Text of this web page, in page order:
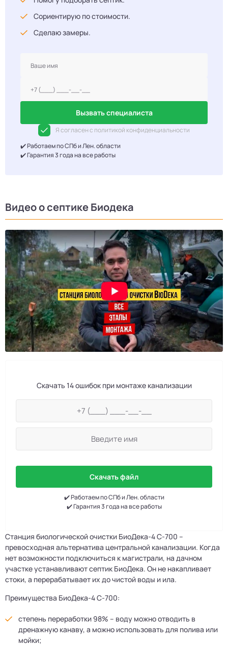
Сориентирую по стоимости.
Сделаю замеры.
Вызвать специалиста
Я согласен с политикой конфиденциальности
✔️ Работаем по СПб и Лен. области
✔️ Гарантия 3 года на все работы
Видео о септике Биодека
Скачать 14 ошибок при монтаже канализации
Скачать файл
✔️ Работаем по СПб и Лен. области
✔️ Гарантия 3 года на все работы
Станция биологической очистки БиоДека-4 С-700 –
превосходная альтернатива центральной канализации. Когда
нет возможности подключиться к магистрали, на дачном
участке устанавливают септик БиоДека. Он не накапливает
стоки, а перерабатывает их до чистой воды и ила.
Преимущества БиоДека-4 С-700:
степень переработки 98% – воду можно отводить в
дренажную канаву, а можно использовать для полива или
мойки;